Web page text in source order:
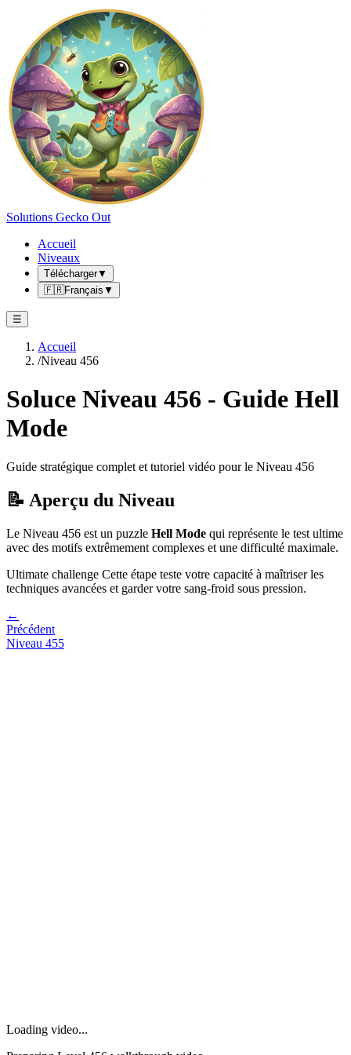
Solutions Gecko Out
Accueil
Niveaux
Télécharger▼
🇫🇷Français ▼
☰
Accueil
/Niveau 456
Soluce Niveau 456 - Guide Hell
Mode
Guide stratégique complet et tutoriel vidéo pour le Niveau 456
📝 Aperçu du Niveau
Le Niveau 456 est un puzzle Hell Mode qui représente le test ultime
avec des motifs extrêmement complexes et une difficulté maximale.
Ultimate challenge Cette étape teste votre capacité à maîtriser les
techniques avancées et garder votre sang-froid sous pression.
←
Précédent
Niveau 455
Loading video...